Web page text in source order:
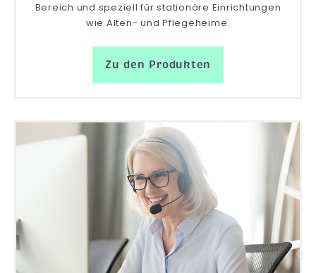
Bereich und speziell für stationäre Einrichtungen
wie Alten- und Pflegeheime.
Zu den Produkten